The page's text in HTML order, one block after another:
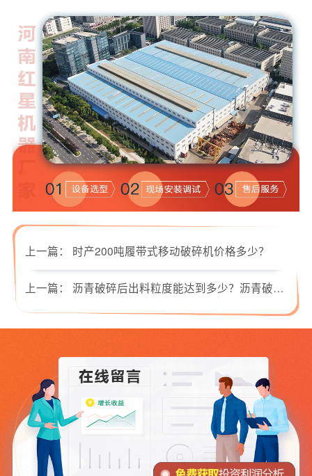
上一篇： 时产200吨履带式移动破碎机价格多少？
上一篇： 沥青破碎后出料粒度能达到多少？沥青破碎机选哪种好？